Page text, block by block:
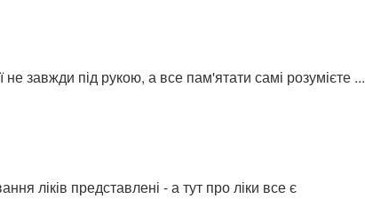
завжди під рукою, а все пам'ятати самі розумієте ...
ліків представлені - а тут про ліки все є